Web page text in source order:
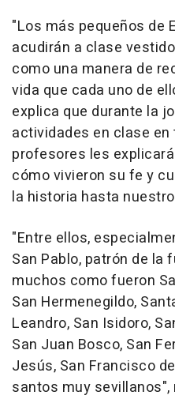
"Los más pequeños de
acudirán a clase
como una manera de
vida que cada uno de
explica que durante la
actividades en clase
profesores les
cómo vivieron su fe y
la historia hasta
"Entre ellos,
San Pablo, patrón de la
muchos como fueron
San Hermenegildo,
Leandro, San Isidoro,
San Juan Bosco, San
Jesús, San Francisco
santos muy